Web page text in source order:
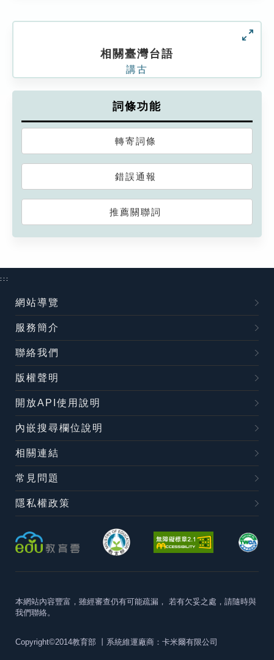
相關臺灣台語
講古
詞條功能
轉寄詞條
錯誤通報
推薦關聯詞
:::
網站導覽
服務簡介
聯絡我們
版權聲明
開放API使用說明
內嵌搜尋欄位說明
相關連結
常見問題
隱私權政策
本網站內容豐富，雖經審查仍有可能疏漏， 若有欠妥之處，請隨時與
我們聯絡。
Copyright©2014教育部 丨系統維運廠商：卡米爾有限公司